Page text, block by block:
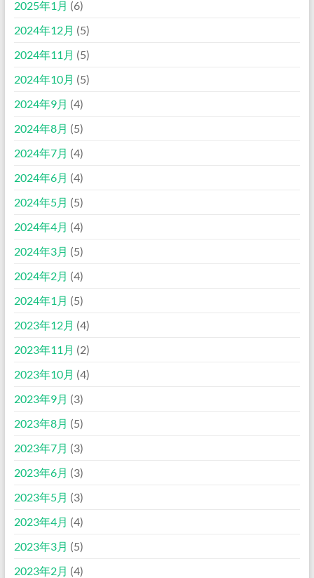
2025年1月 (6)
2024年12月 (5)
2024年11月 (5)
2024年10月 (5)
2024年9月 (4)
2024年8月 (5)
2024年7月 (4)
2024年6月 (4)
2024年5月 (5)
2024年4月 (4)
2024年3月 (5)
2024年2月 (4)
2024年1月 (5)
2023年12月 (4)
2023年11月 (2)
2023年10月 (4)
2023年9月 (3)
2023年8月 (5)
2023年7月 (3)
2023年6月 (3)
2023年5月 (3)
2023年4月 (4)
2023年3月 (5)
2023年2月 (4)